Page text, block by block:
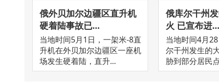
俄外贝加尔边疆区直升机
硬着陆事故已...
当地时间5月1日，一架米-8直
升机在外贝加尔边疆区一座机
场发生硬着陆，直升...
俄库尔干州
火 已宣布进...
当地时间4月
尔干州发生的
胁到部分居民